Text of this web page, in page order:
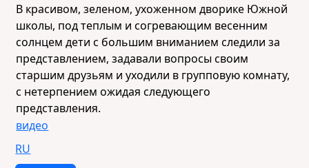
В красивом, зеленом, ухоженном дворике Южной
школы, под теплым и согревающим весенним
солнцем дети с большим вниманием следили за
представлением, задавали вопросы своим
старшим друзьям и уходили в групповую комнату,
с нетерпением ожидая следующего
представления.
видео
RU